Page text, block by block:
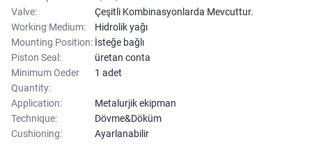
Valve:
Çeşitli Kombinasyonlarda Mevcuttur.
Working Medium:
Hidrolik yağı
Mounting Position: İsteğe bağlı
Piston Seal:
üretan conta
Minimum Oeder
Quantity:
1 adet
Application:
Metalurjik ekipman
Technique:
Dövme&Döküm
Cushioning:
Ayarlanabilir